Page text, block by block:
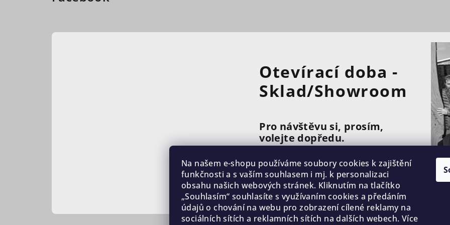
Na našem e-shopu používáme soubory cookies k zajištění
funkčnosti a s vaším souhlasem i mj. k personalizaci
obsahu našich webových stránek. Kliknutím na tlačítko
„Souhlasím“ souhlasíte s využívaním cookies a předáním
údajů o chování na webu pro zobrazení cílené reklamy na
sociálních sítích a reklamních sítích na dalších webech. Více
Otevírací doba -
Sklad/Showroom
Pro návštěvu si, prosím,
volejte dopředu.
Pondělí - Pátek 7:00 - 15:00
Středa 7:00 - 16:30